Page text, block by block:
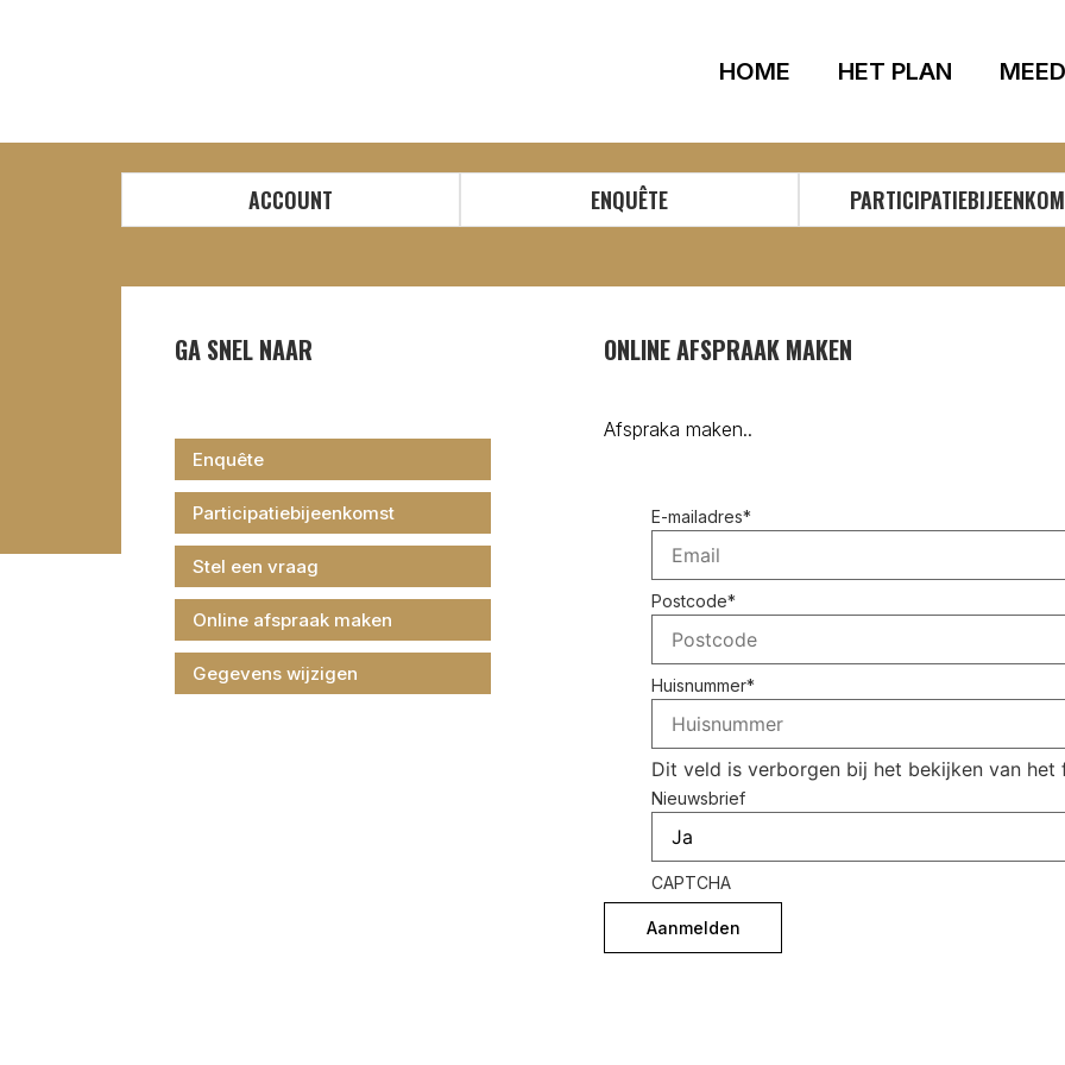
HOME HET PLAN
ACCOUNT ENQUÊTE
GA SNEL NAAR
Enquête
Participatiebijeenkomst
Stel een vraag
Online afspraak maken
Gegevens wijzigen
ONLINE AFSPRAAK MAKEN
Afspraka maken..
E-mailadres*
Postcode*
Huisnummer*
Dit veld is verborgen bij het bekijken van het
Nieuwsbrief
CAPTCHA